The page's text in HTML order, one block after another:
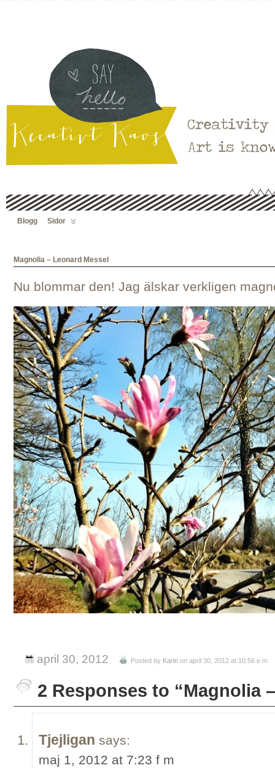
Blogg Sidor
Magnolia – Leonard Messel
Nu blommar den! Jag älskar verkligen
april 30, 2012 Posted by Karin on april 30, 2012 at 10:56 e m
2 Responses to “Magnolia
Tjejligan says:
maj 1, 2012 at 7:23 f m